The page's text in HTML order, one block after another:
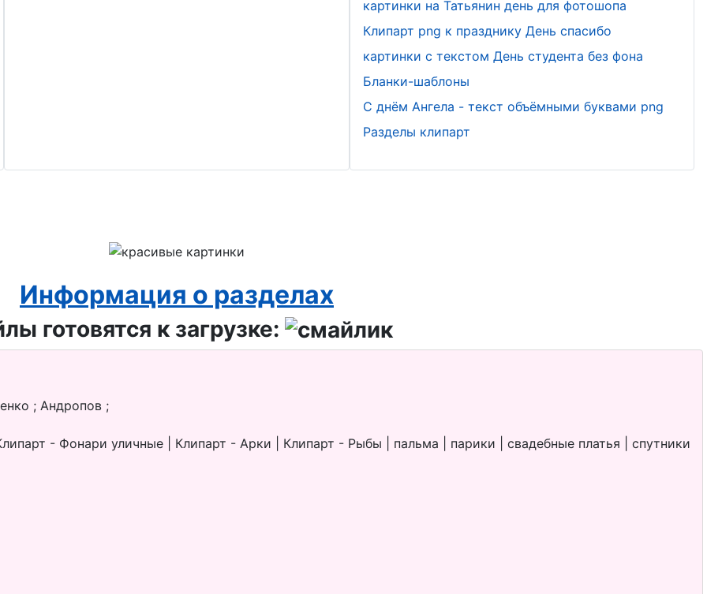
картинки на Татьянин день для фотошопа
Клипарт png к празднику День спасибо
картинки с текстом День студента без фона
Бланки-шаблоны
С днём Ангела - текст объёмными буквами png
Разделы клипарт
Информация о разделах
готовятся к загрузке:
; Андропов ;
- Фонари уличные | Клипарт - Арки | Клипарт - Рыбы | пальма | парики | свадебные платья | спутники